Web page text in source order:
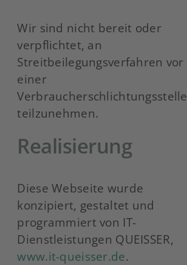
Wir sind nicht bereit oder
verpflichtet, an
Streitbeilegungsverfahren vor
einer
Verbraucherschlichtungsstelle
teilzunehmen.
Realisierung
Diese Webseite wurde
konzipiert, gestaltet und
programmiert von IT-
Dienstleistungen QUEISSER,
www.it-queisser.de.